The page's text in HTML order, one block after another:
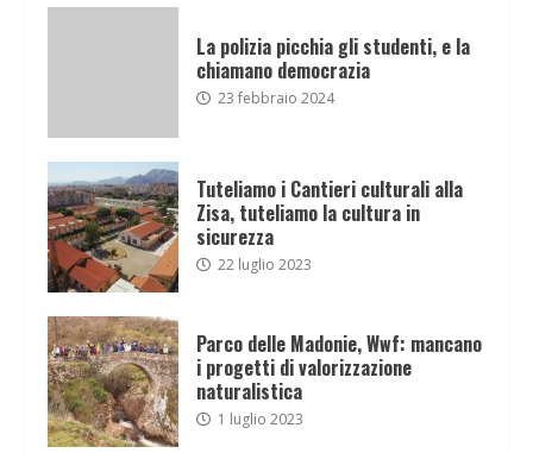
La polizia picchia gli studenti, e la
chiamano democrazia
23 febbraio 2024
Tuteliamo i Cantieri culturali alla
Zisa, tuteliamo la cultura in
sicurezza
22 luglio 2023
Parco delle Madonie, Wwf: mancano
i progetti di valorizzazione
naturalistica
1 luglio 2023